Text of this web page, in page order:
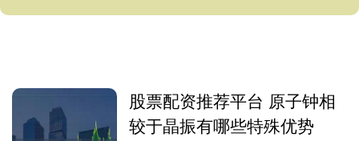
股票配资推荐平台 原子钟相
较于晶振有哪些特殊优势